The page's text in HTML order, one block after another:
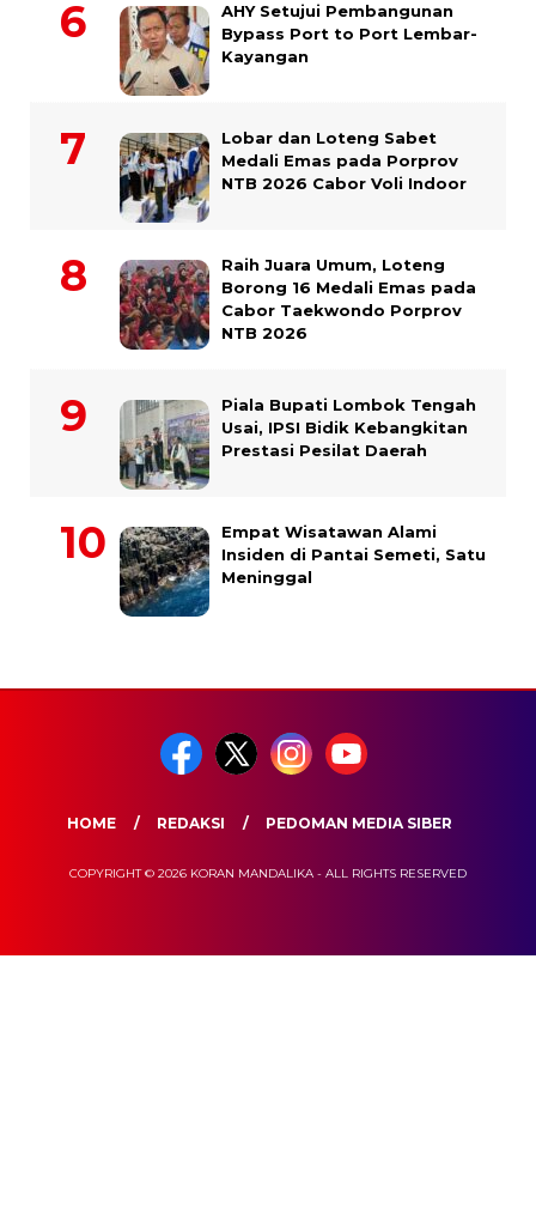
AHY Setujui Pembangunan
Bypass Port to Port Lembar-
Kayangan
Lobar dan Loteng Sabet
Medali Emas pada Porprov
NTB 2026 Cabor Voli Indoor
Raih Juara Umum, Loteng
Borong 16 Medali Emas pada
Cabor Taekwondo Porprov
NTB 2026
Piala Bupati Lombok Tengah
Usai, IPSI Bidik Kebangkitan
Prestasi Pesilat Daerah
Empat Wisatawan Alami
Insiden di Pantai Semeti, Satu
Meninggal
HOME REDAKSI PEDOMAN MEDIA SIBER
COPYRIGHT © 2026 KORAN MANDALIKA - ALL RIGHTS RESERVED